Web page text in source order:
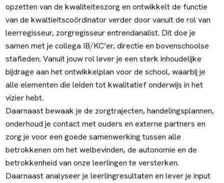
opzetten van de kwaliteiteszorg en ontwikkelt de functie
van de kwaltieitscoördinator verder door vanuit de rol van
leerregisseur, zorgregisseur entrendanalist. Dit doe je
samen met je collega IB/KC’er, directie en bovenschoolse
stafleden. Vanuit jouw rol lever je een sterk inhoudelijke
bijdrage aan het ontwikkelplan voor de school, waarbij je
alle elementen die leiden tot kwalitatief onderwijs in het
vizier hebt.
Daarnaast bewaak je de zorgtrajecten, handelingsplannen,
onderhoud je contact met ouders en externe partners en
zorg je voor een goede samenwerking tussen alle
betrokkenen om het welbevinden, de autonomie en de
betrokkenheid van onze leerlingen te versterken.
Daarnaast analyseer je leerlingresultaten en lever je input